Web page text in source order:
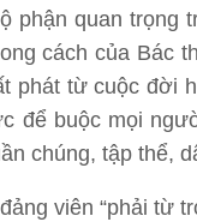
phận quan
cách của Bác
từ cuộc đời
để buộc mọi
chúng, tập thể,
viên “phải từ